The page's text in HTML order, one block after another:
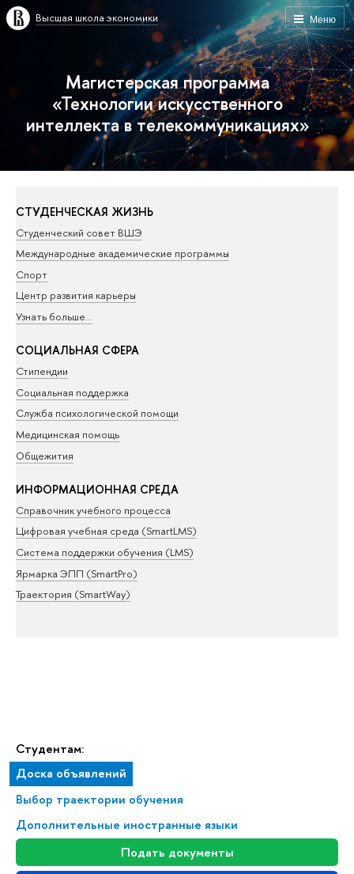
Меню
Высшая школа экономики
Магистерская программа
«Технологии искусственного
интеллекта в телекоммуникациях»
Студентам:
Доска объявлений
Выбор траектории обучения
Дополнительные иностранные языки
Подать документы
СТУДЕНЧЕСКАЯ ЖИЗНЬ
Студенческий совет ВШЭ
Международные академические программы
Спорт
Центр развития карьеры
Узнать больше…
СОЦИАЛЬНАЯ СФЕРА
Стипендии
Социальная поддержка
Служба психологической помощи
Медицинская помощь
Общежития
ИНФОРМАЦИОННАЯ СРЕДА
Справочник учебного процесса
Цифровая учебная среда (SmartLMS)
Система поддержки обучения (LMS)
Ярмарка ЭПП (SmartPro)
Траектория (SmartWay)